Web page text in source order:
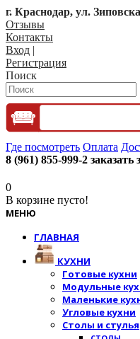
г. Краснодар, ул.
Отзывы
Контакты
Вход |
Регистрация
Поиск
Где посмотреть Оплата
8 (961) 855-999-2 заказать
0
В корзине пусто!
МЕНЮ
ГЛАВНАЯ
КУХНИ
Готовые кухни
Модульные
Маленькие
Угловые кухни
Столы и стулья